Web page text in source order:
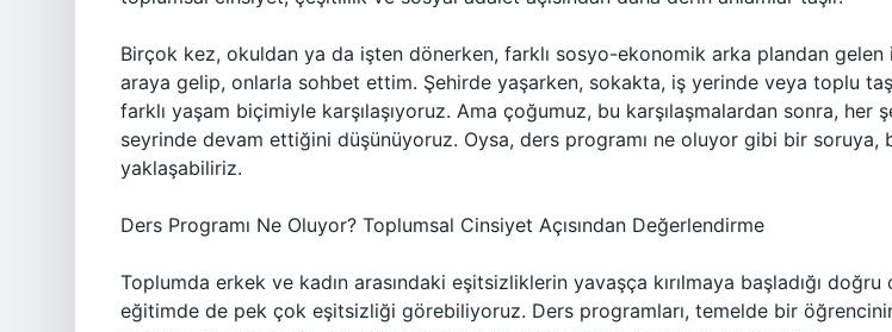
Birçok kez, okuldan ya da işten dönerken, farklı sosyo-ekonomik arka plandan gelen
araya gelip, onlarla sohbet ettim. Şehirde yaşarken, sokakta, iş yerinde veya toplu
farklı yaşam biçimiyle karşılaşıyoruz. Ama çoğumuz, bu karşılaşmalardan sonra, her
seyrinde devam ettiğini düşünüyoruz. Oysa, ders programı ne oluyor gibi bir soruya,
yaklaşabiliriz.
Ders Programı Ne Oluyor? Toplumsal Cinsiyet Açısından Değerlendirme
Toplumda erkek ve kadın arasındaki eşitsizliklerin yavaşça kırılmaya başladığı doğru
eğitimde de pek çok eşitsizliği görebiliyoruz. Ders programları, temelde bir